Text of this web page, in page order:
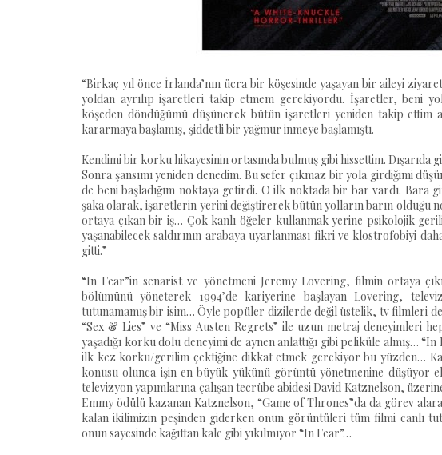
“Birkaç yıl önce İrlanda’nın ücra bir köşesinde yaşayan bir aileyi
yoldan ayrılıp işaretleri takip etmem gerekiyordu. İşaretler, beni
köşeden döndüğümü düşünerek bütün işaretleri yeniden takip ettim
kararmaya başlamış, şiddetli bir yağmur inmeye başlamıştı.
Kendimi bir korku hikayesinin ortasında bulmuş gibi hissettim.
Sonra şansımı yeniden denedim. Bu sefer çıkmaz bir yola girdiğimi
de beni başladığım noktaya getirdi. O ilk noktada bir bar vardı.
şaka olarak, işaretlerin yerini değiştirerek bütün yolların barın olduğu
ortaya çıkan bir iş… Çok kanlı öğeler kullanmak yerine psikolojik
yaşanabilecek saldırının arabaya uyarlanması fikri ve klostrofobiyi
gitti.”
“In Fear”in senarist ve yönetmeni Jeremy Lovering, filmin ortaya
bölümünü yöneterek 1994’de kariyerine başlayan Lovering,
tutunamamış bir isim… Öyle popüler dizilerde değil üstelik, tv filmleri
“Sex & Lies” ve “Miss Austen Regrets” ile uzun metraj deneyimleri
yaşadığı korku dolu deneyimi de aynen anlattığı gibi peliküle almış…
ilk kez korku/gerilim çektiğine dikkat etmek gerekiyor bu yüzden…
konusu olunca işin en büyük yükünü görüntü yönetmenine düşüyor
televizyon yapımlarına çalışan tecrübe abidesi David Katznelson,
Emmy ödülü kazanan Katznelson, “Game of Thrones”da da görev
kalan ikilimizin peşinden giderken onun görüntüleri tüm filmi canlı
onun sayesinde kağıttan kale gibi yıkılmıyor “In Fear”…